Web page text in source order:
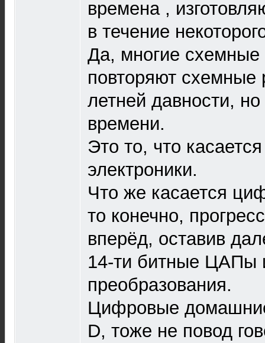
времена ,
в течение
Да, многие
повторяют схемные
летней давности,
времени.
Это то, что
электроники.
Что же касается
то конечно,
вперёд, оставив
14-ти битные ЦАПы
преобразования.
Цифровые
D, тоже не повод